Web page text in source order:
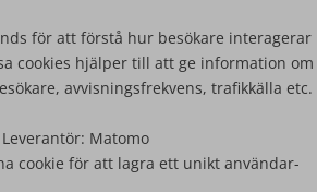
för att förstå hur besökare interagerar
cookies hjälper till att ge information om
avvisningsfrekvens, trafikkälla etc.
Leverantör: Matomo
cookie för att lagra ett unikt användar-